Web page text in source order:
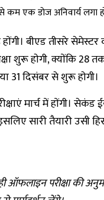
एक डाेज अनिवार्य लगा
बीएड तीसरे सेमेस्टर
शुरू हाेगी, क्याेंकि 28
31 दिसंबर से शुरू हाेगी।
मार्च में हाेंगी। सेकंड
सारी तैयारी उसी
परीक्षा की